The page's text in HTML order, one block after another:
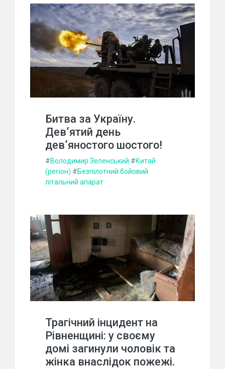
Битва за Україну.
Дев’ятий день
дев’яностого шостого!
#Володимир Зеленський #Китай
(регіон) #Безпілотний бойовий
літальний апарат
Трагічний інцидент на
Рівненщині: у своєму
домі загинули чоловік та
жінка внаслідок пожежі.